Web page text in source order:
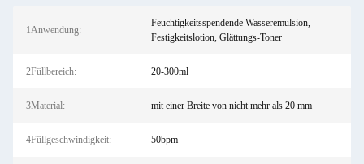
1Anwendung:
Feuchtigkeitsspendende Wasseremulsion,
Festigkeitslotion, Glättungs-Toner
2Füllbereich: 20-300ml
3Material: mit einer Breite von nicht mehr als 20 mm
4Füllgeschwindigkeit: 50bpm